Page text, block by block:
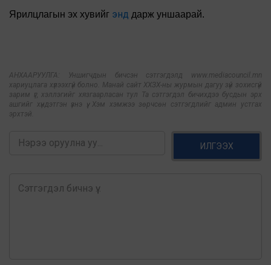
Ярилцлагын эх хувийг энд дарж уншаарай.
АНХААРУУЛГА: Уншигчдын бичсэн сэтгэгдэлд www.mediacouncil.mn
хариуцлага хүлээхгүй болно. Манай сайт ХХЗХ-ны журмын дагуу зүй зохисгүй
зарим үг, хэллэгийг хязгаарласан тул Та сэтгэгдэл бичихдээ бусдын эрх
ашгийг хүндэтгэн үзнэ үү. Хэм хэмжээ зөрчсөн сэтгэгдлийг админ устгах
эрхтэй.
ИЛГЭЭХ